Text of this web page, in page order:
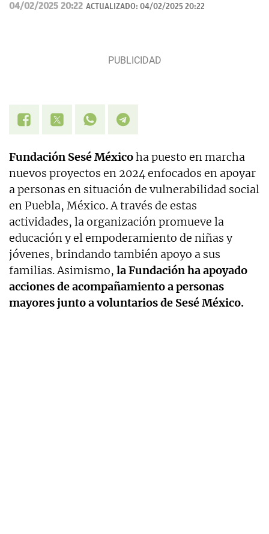
04/02/2025 20:22 ACTUALIZADO: 04/02/2025 20:22
Fundación Sesé Méxicoha puesto en marcha
nuevos proyectos en 2024 enfocados en apoyar
a personas en situación de vulnerabilidad social
en Puebla, México. A través de estas
actividades, la organización promueve la
educación y el empoderamiento de niñas y
jóvenes, brindando también apoyo a sus
familias. Asimismo, la Fundación ha apoyado
acciones de acompañamiento a personas
mayores junto a voluntarios de Sesé México.